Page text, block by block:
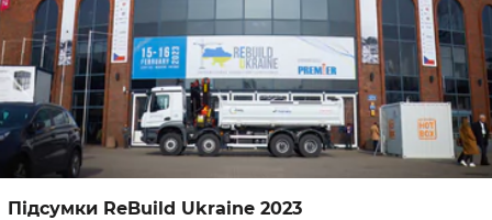
Підсумки ReBuild Ukraine 2023